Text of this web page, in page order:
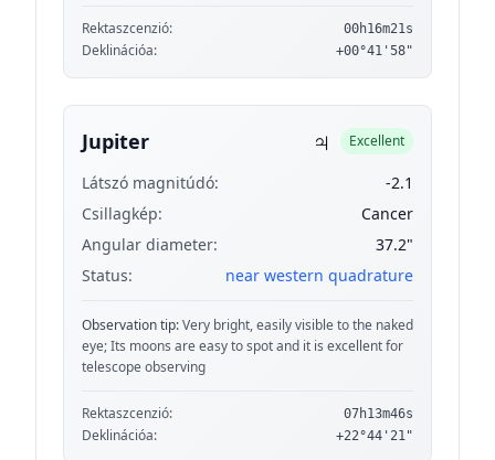
Rektaszcenzió: 00h16m21s
Deklinációa: +00°41'58"
Jupiter ♃ Excellent
Látszó magnitúdó:
-2.1
Csillagkép:
Cancer
Angular diameter:
37.2"
Status:
near western quadrature
Observation tip:Very bright, easily visible to the naked
eye; Its moons are easy to spot and it is excellent for
telescope observing
Rektaszcenzió: 07h13m46s
Deklinációa: +22°44'21"